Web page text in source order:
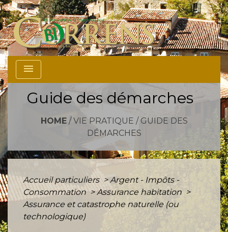
menu
Guide des démarches
HOME/ VIE PRATIQUE / GUIDE DES
DÉMARCHES
Accueil particuliers > Argent - Impôts -
Consommation > Assurance habitation >
Assurance et catastrophe naturelle (ou
technologique)